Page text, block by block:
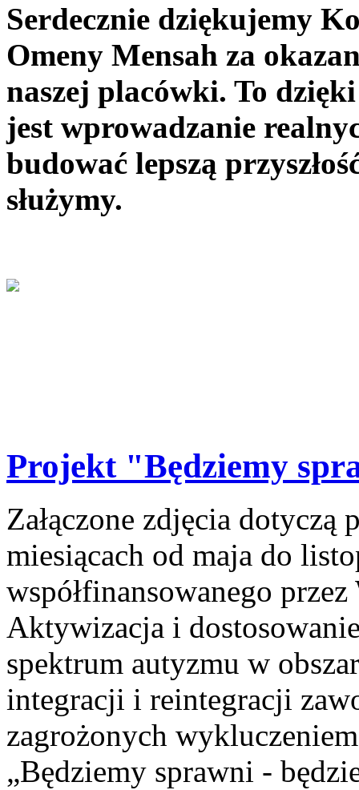
Serdecznie dziękujemy
Omeny Mensah za
naszej placówki. To
jest wprowadzanie
budować lepszą
służymy.
Projekt "Będziemy
Załączone zdjęcia
miesiącach od maja do
współfinansowanego
Aktywizacja i
spektrum autyzmu w
integracji i reintegracji
zagrożonych
„Będziemy sprawni -